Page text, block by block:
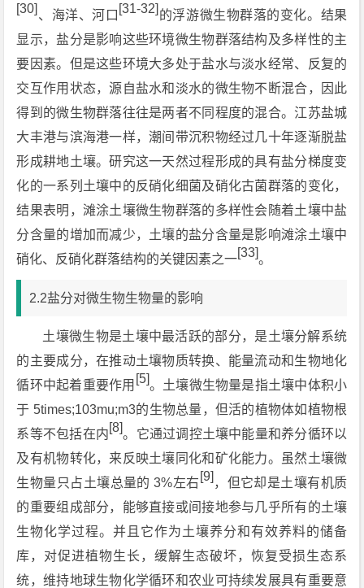
[30] 、海洋、河口 [31-32] 的浮游微生物群落的变化。结果
显示，盐分是影响这些环境微生物群落结构及多样性的主
要因素。但是这些环境大多处于盐水与淡水经常、反复的
交互作用状态，源自盐水和淡水的微生物不断混合，因此
得到的微生物群落往往是两者不同程度的混合。江苏盐城
大丰港与滨海港一样，潮间带沉积物经过几十年逐渐脱盐
形成耕地土壤。研究这一天然过程形成的具有盐分梯度变
化的一系列土壤中的反硝化细菌及硝化古菌群落的变化，
结果表明，滩涂土壤微生物群落的多样性会随着土壤中盐
分含量的增加而减少，土壤的盐分含量是影响滩涂土壤中
硝化、反硝化群落结构的关键因素之一[33]。
2.2盐分对微生物生物量的影响
土壤微生物是土壤中最活跃的部分，是土壤分解系统
的主要成分，在推动土壤物质转换、能量流动和生物地化
循环中起着重要作用 [5]。土壤微生物量是指土壤中体积小
于 5times;103mu;m3的生物总量，但活的植物体如植物根
系等不包括在内[8]。它通过调控土壤中能量和养分循环以
及有机物转化，来反映土壤同化和矿化能力。虽然土壤微
生物量只占土壤总量的 3%左右 [9]，但它却是土壤有机质
的重要组成部分，能够直接或间接地参与几乎所有的土壤
生物化学过程。并且它作为土壤养分和有效养料的储备
库，对促进植物生长，缓解生态破坏，恢复受损生态系
统，维持地球生物化学循环和农业可持续发展具有重要意